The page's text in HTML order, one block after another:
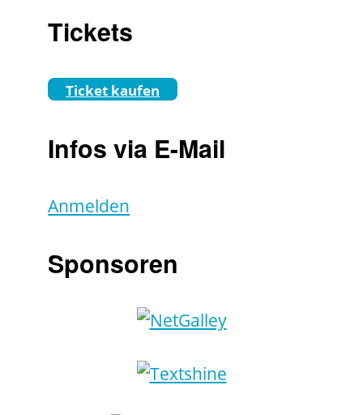
Tickets
Ticket kaufen
Infos via E-Mail
Anmelden
Sponsoren